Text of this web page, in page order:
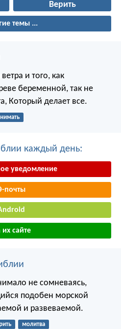
Верить
темы ...
и того, как
беременной, так не
Который делает все.
каждый день:
уведомление
почты
их сайте
не сомневаясь,
подобен морской
и развеваемой.
молитва